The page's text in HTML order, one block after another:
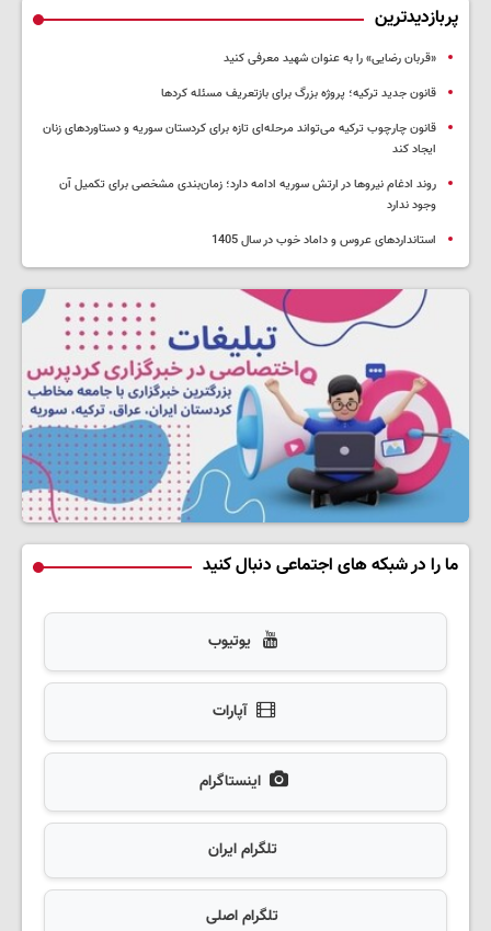
پربازدیدترین
«قربان رضایی» را به عنوان شهید معرفی کنید
قانون جدید ترکیه؛ پروژه بزرگ‌ برای بازتعریف مسئله کردها
قانون چارچوب ترکیه می‌تواند مرحله‌ای تازه برای کردستان سوریه و دستاوردهای زنان
ایجاد کند
روند ادغام نیروها در ارتش سوریه ادامه دارد؛ زمان‌بندی مشخصی برای تکمیل آن
وجود ندارد
استانداردهای عروس و داماد خوب در سال 1405
ما را در شبکه های اجتماعی دنبال کنید
یوتیوب
آپارات
اینستاگرام
تلگرام ایران
تلگرام اصلی